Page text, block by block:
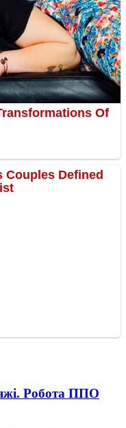
Робота ППО